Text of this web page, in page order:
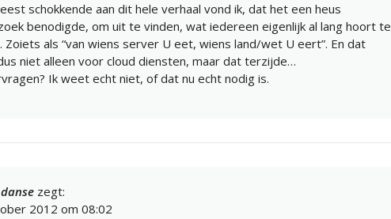
schokkende aan dit hele verhaal vond ik, dat het een heus
benodigde, om uit te vinden, wat iedereen eigenlijk al lang hoort te
Zoiets als “van wiens server U eet, wiens land/wet U eert”. En dat
niet alleen voor cloud diensten, maar dat terzijde…
Ik weet echt niet, of dat nu echt nodig is.
zegt:
2012 om 08:02